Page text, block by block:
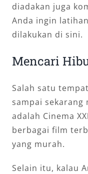
diadakan juga
Anda ingin
dilakukan di sini.
Mencari
Salah satu
sampai
adalah Cinema
berbagai film
yang murah.
Selain itu, kalau